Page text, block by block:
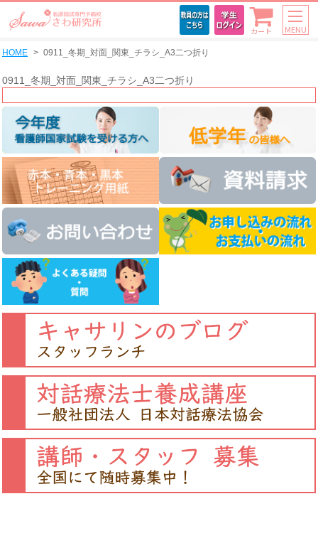
カート MENU
HOME 0911_冬期_対面_関東_チラシ_A3二つ折り
0911_冬期_対面_関東_チラシ_A3二つ折り